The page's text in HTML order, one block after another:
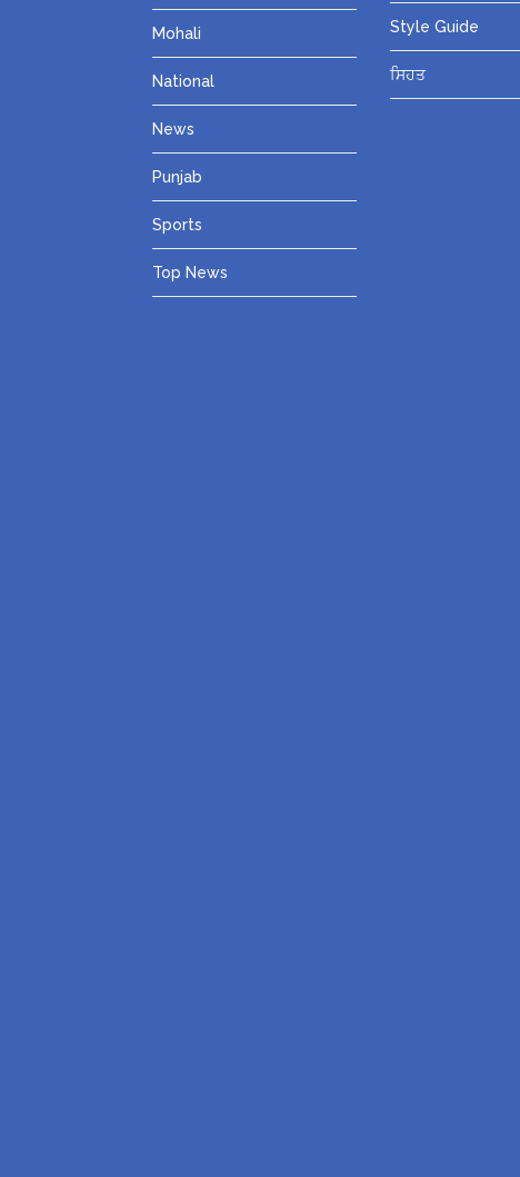
Mohali
National
News
Punjab
Sports
Top News
Style Guide
ਸਿਹਤ